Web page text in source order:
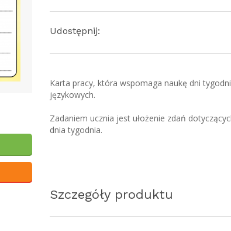
Udostępnij:
Karta pracy, która wspomaga naukę dni
językowych.
Zadaniem ucznia jest ułożenie zdań
dnia tygodnia.
Szczegóły produktu